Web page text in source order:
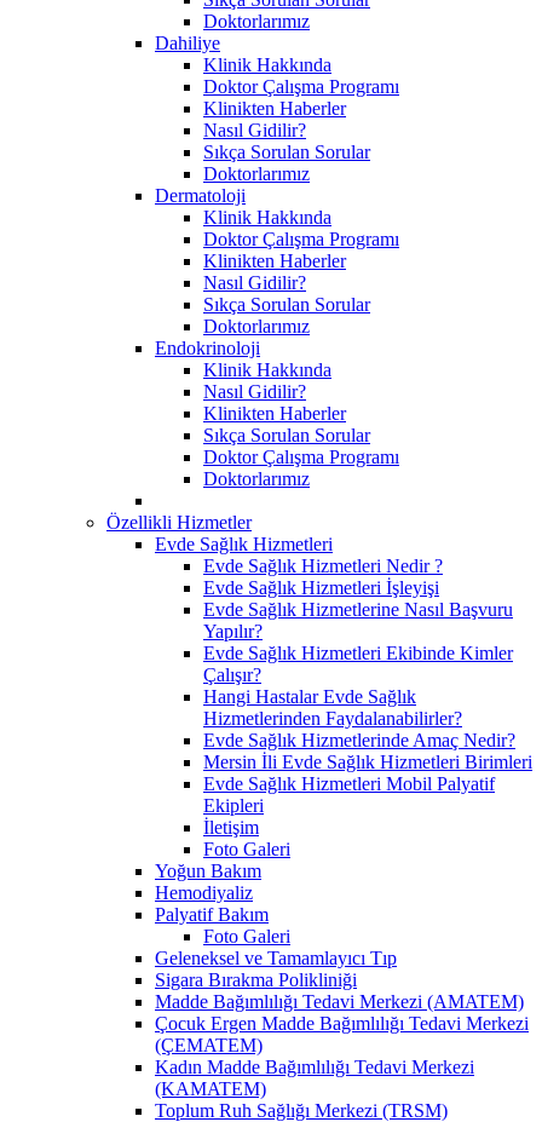
Doktorlarımız
Dahiliye
Klinik Hakkında
Doktor Çalışma Programı
Klinikten Haberler
Nasıl Gidilir?
Sıkça Sorulan Sorular
Doktorlarımız
Dermatoloji
Klinik Hakkında
Doktor Çalışma Programı
Klinikten Haberler
Nasıl Gidilir?
Sıkça Sorulan Sorular
Doktorlarımız
Endokrinoloji
Klinik Hakkında
Nasıl Gidilir?
Klinikten Haberler
Sıkça Sorulan Sorular
Doktor Çalışma Programı
Doktorlarımız
Özellikli Hizmetler
Evde Sağlık Hizmetleri
Evde Sağlık Hizmetleri Nedir ?
Evde Sağlık Hizmetleri İşleyişi
Evde Sağlık Hizmetlerine Nasıl Başvuru
Yapılır?
Evde Sağlık Hizmetleri Ekibinde Kimler
Çalışır?
Hangi Hastalar Evde Sağlık
Hizmetlerinden Faydalanabilirler?
Evde Sağlık Hizmetlerinde Amaç Nedir?
Mersin İli Evde Sağlık Hizmetleri Birimleri
Evde Sağlık Hizmetleri Mobil Palyatif
Ekipleri
İletişim
Foto Galeri
Yoğun Bakım
Hemodiyaliz
Palyatif Bakım
Foto Galeri
Geleneksel ve Tamamlayıcı Tıp
Sigara Bırakma Polikliniği
Madde Bağımlılığı Tedavi Merkezi (AMATEM)
Çocuk Ergen Madde Bağımlılığı Tedavi Merkezi
(ÇEMATEM)
Kadın Madde Bağımlılığı Tedavi Merkezi
(KAMATEM)
Toplum Ruh Sağlığı Merkezi (TRSM)